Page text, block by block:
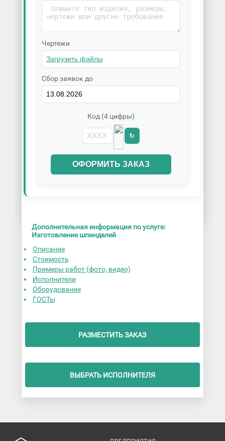
Чертежи
Сбор заявок до
Код (4 цифры)
↻
ОФОРМИТЬ ЗАКАЗ
Дополнительная информация по услуге:
Изготовление шпинделей
Описание
Стоимость
Примеры работ (фото, видео)
Исполнители
Оборудование
ГОСТы
РАЗМЕСТИТЬ ЗАКАЗ
ВЫБРАТЬ ИСПОЛНИТЕЛЯ